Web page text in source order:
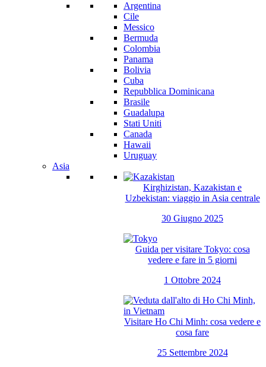
Argentina
Cile
Messico
Bermuda
Colombia
Panama
Bolivia
Cuba
Repubblica Dominicana
Brasile
Guadalupa
Stati Uniti
Canada
Hawaii
Uruguay
Asia
Kirghizistan, Kazakistan e
Uzbekistan: viaggio in Asia centrale
30 Giugno 2025
Guida per visitare Tokyo: cosa
vedere e fare in 5 giorni
1 Ottobre 2024
Visitare Ho Chi Minh: cosa vedere e
cosa fare
25 Settembre 2024